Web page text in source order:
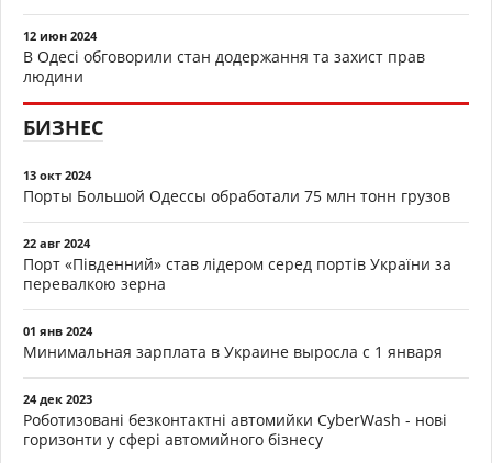
12 июн 2024
В Одесі обговорили стан додержання та захист прав
людини
БИЗНЕС
13 окт 2024
Порты Большой Одессы обработали 75 млн тонн грузов
22 авг 2024
Порт «Південний» став лідером серед портів України за
перевалкою зерна
01 янв 2024
Минимальная зарплата в Украине выросла с 1 января
24 дек 2023
Роботизовані безконтактні автомийки CyberWash - нові
горизонти у сфері автомийного бізнесу